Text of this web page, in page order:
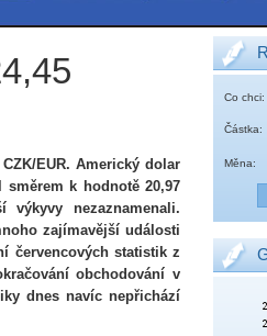
EUR. Americký dolar
k hodnotě 20,97
výkyvy nezaznamenali.
zajímavější události
červencových statistik z
obchodování v
dnes navíc nepřichází
Co chci:
Částka:
Měna: